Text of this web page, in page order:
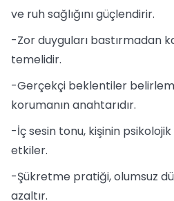
ve ruh sağlığını güçlendirir.
-Zor duyguları bastırmadan
temelidir.
-Gerçekçi beklentiler
korumanın anahtarıdır.
-İç sesin tonu, kişinin
etkiler.
-Şükretme pratiği, olumsuz
azaltır.